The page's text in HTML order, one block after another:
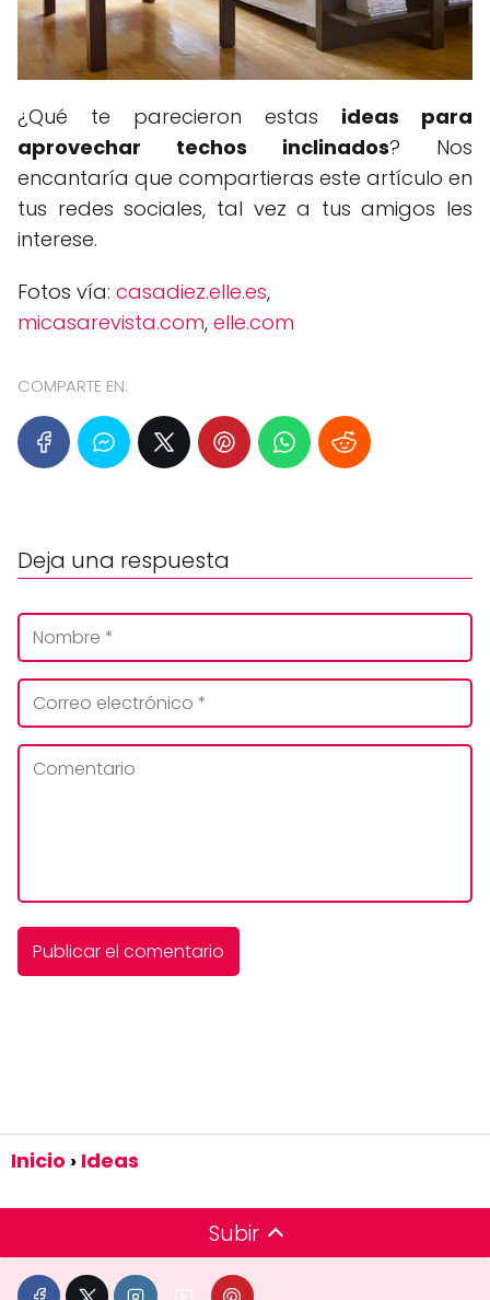
¿Qué te parecieron estas ideas para
aprovechar techos inclinados? Nos
encantaría que compartieras este artículo en
tus redes sociales, tal vez a tus amigos les
interese.
Fotos vía: casadiez.elle.es,
micasarevista.com, elle.com
COMPARTE EN:
Deja una respuesta
Inicio Ideas
Subir